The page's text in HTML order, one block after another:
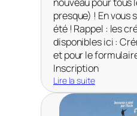
presque) ! En vous
été ! Rappel : les
disponibles ici :
et pour le
Inscription
Lire la suite
: